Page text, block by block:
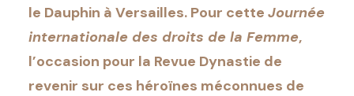
le Dauphin à Versailles. Pour cette Journée
internationale des droits de la Femme,
l’occasion pour la Revue Dynastie de
revenir sur ces héroïnes méconnues de